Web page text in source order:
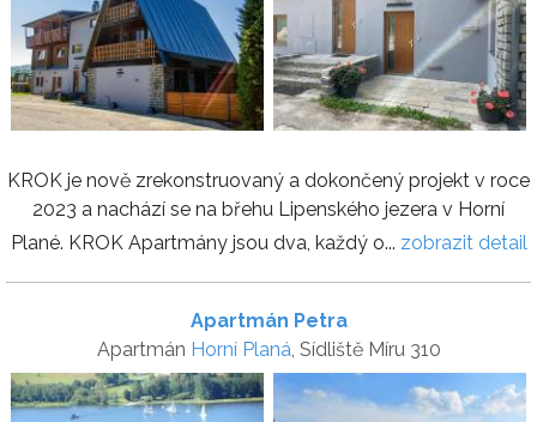
KROK je nově zrekonstruovaný a dokončený projekt v roce
2023 a nachází se na břehu Lipenského jezera v Horní
Plané. KROK Apartmány jsou dva, každý o... zobrazit detail
Apartmán Petra
Apartmán Horní Planá , Sídliště Míru 310